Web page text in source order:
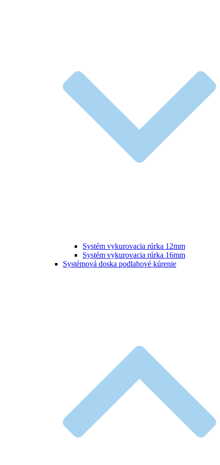
Systém vykurovacia rúrka 12mm
Systém vykurovacia rúrka 16mm
Systémová doska podlahové kúrenie